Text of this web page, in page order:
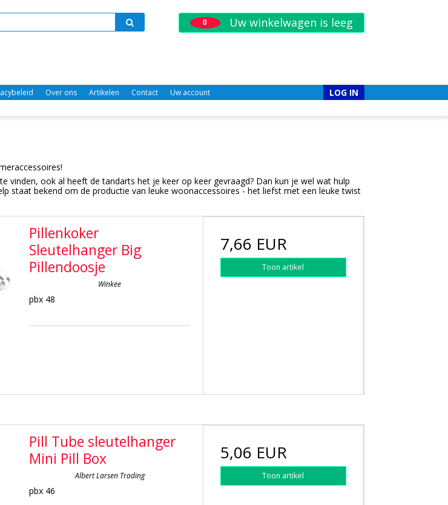
0 Uw winkelwagen is leeg
Over ons Artikelen Contact Uw account LOG IN
vinden, ook al heeft de tandarts het je keer op keer gevraagd? Dan kun je wel wat hulp
staat bekend om de productie van leuke woonaccessoires - het liefst met een leuke twist
Pillenkoker
Sleutelhanger Big
Pillendoosje
Winkee
pbx 48
7,66 EUR
Toon artikel
Pill Tube sleutelhanger
Mini Pill Box
Albert Larsen Trading
pbx 46
5,06 EUR
Toon artikel